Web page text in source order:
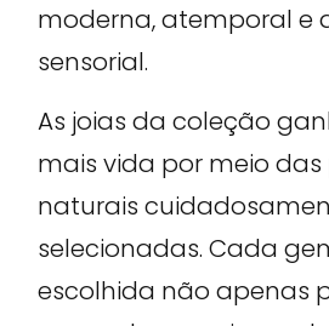
moderna, atemporal e
sensorial.
As joias da coleção
mais vida por meio
naturais
selecionadas. Cada
escolhida não apenas